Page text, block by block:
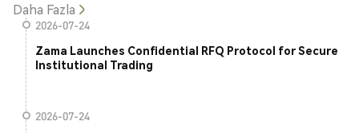
Daha Fazla
2026-07-24
Zama Launches Confidential RFQ Protocol for Secure
Institutional Trading
2026-07-24